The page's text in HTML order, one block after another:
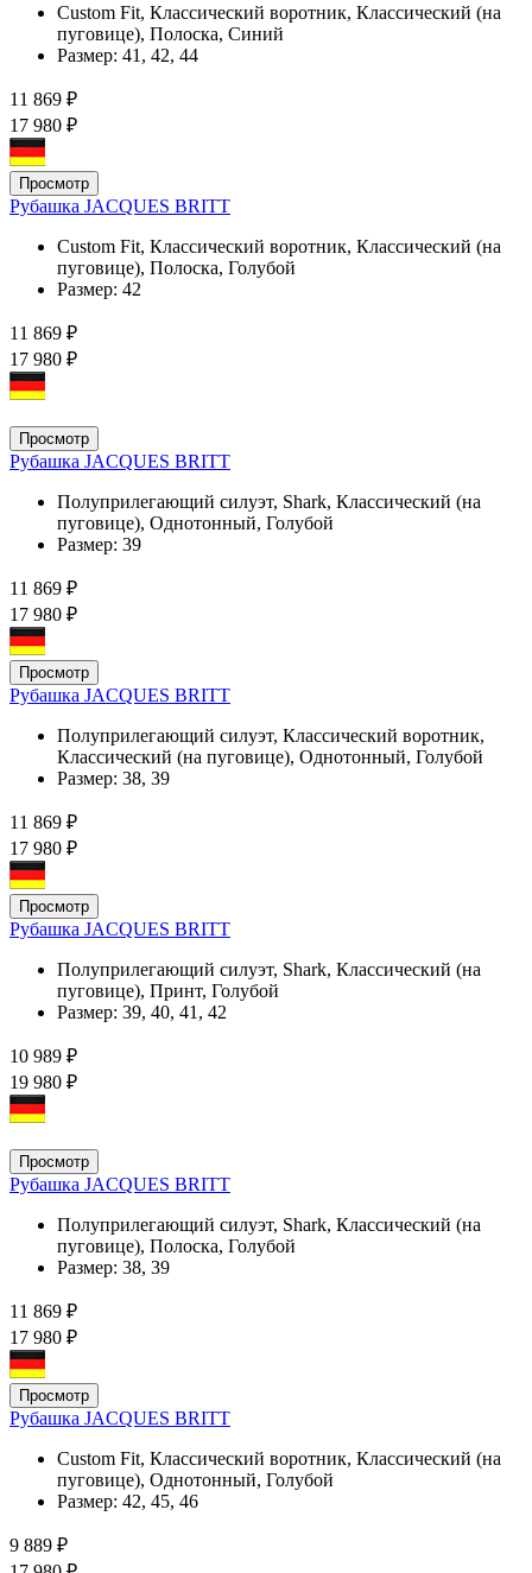
Custom Fit, Классический воротник, Классический (на
пуговице), Полоска, Синий
Размер: 41, 42, 44
11 869 ₽
17 980 ₽
Просмотр
Рубашка JACQUES BRITT
Custom Fit, Классический воротник, Классический (на
пуговице), Полоска, Голубой
Размер: 42
11 869 ₽
17 980 ₽
Просмотр
Рубашка JACQUES BRITT
Полуприлегающий силуэт, Shark, Классический (на
пуговице), Однотонный, Голубой
Размер: 39
11 869 ₽
17 980 ₽
Просмотр
Рубашка JACQUES BRITT
Полуприлегающий силуэт, Классический воротник,
Классический (на пуговице), Однотонный, Голубой
Размер: 38, 39
11 869 ₽
17 980 ₽
Просмотр
Рубашка JACQUES BRITT
Полуприлегающий силуэт, Shark, Классический (на
пуговице), Принт, Голубой
Размер: 39, 40, 41, 42
10 989 ₽
19 980 ₽
Просмотр
Рубашка JACQUES BRITT
Полуприлегающий силуэт, Shark, Классический (на
пуговице), Полоска, Голубой
Размер: 38, 39
11 869 ₽
17 980 ₽
Просмотр
Рубашка JACQUES BRITT
Custom Fit, Классический воротник, Классический (на
пуговице), Однотонный, Голубой
Размер: 42, 45, 46
9 889 ₽